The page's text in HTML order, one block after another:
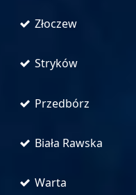
Złoczew
Stryków
Przedbórz
Biała Rawska
Warta